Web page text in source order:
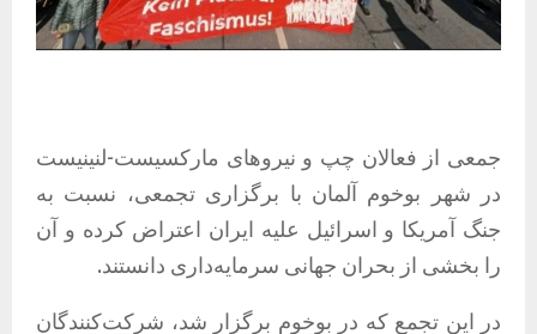
جمعی از فعالان چپ و نیروهای مارکسیست-لنینیست
در شهر بوخوم آلمان با برگزاری تجمعی، نسبت به
جنگ آمریکا و اسرائیل علیه ایران اعتراض کرده و آن
را بخشی از بحران جهانی سرمایه‌داری دانستند.
در این تجمع که در بوخوم برگزار شد، شرکت‌کنندگان